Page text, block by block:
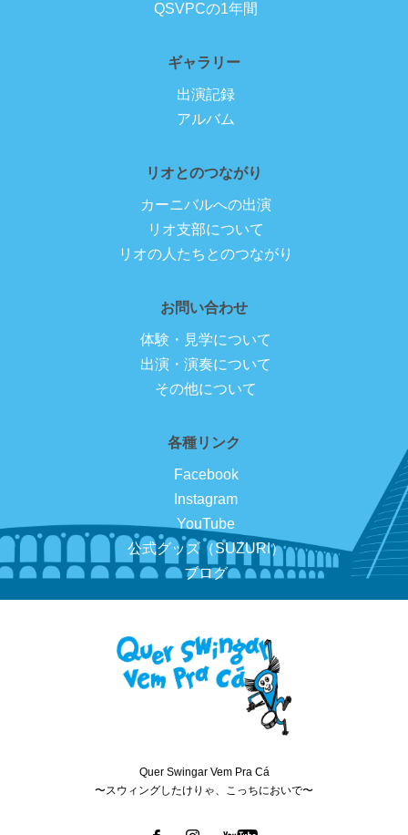
QSVPCの1年間
ギャラリー
出演記録
アルバム
リオとのつながり
カーニバルへの出演
リオ支部について
リオの人たちとのつながり
お問い合わせ
体験・見学について
出演・演奏について
その他について
各種リンク
Facebook
Instagram
YouTube
公式グッズ（SUZURI）
ブログ
Quer Swingar Vem Pra Cá
〜スウィングしたけりゃ、こっちにおいで〜